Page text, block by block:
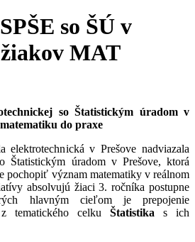
so ŠÚ v
MAT
so Štatistickým úradom v
do praxe
elektrotechnická v Prešove nadviazala
Štatistickým úradom v Prešove, ktorá
pochopiť význam matematiky v reálnom
absolvujú žiaci 3. ročníka postupne
hlavným cieľom je prepojenie
tematického celku Štatistika s ich